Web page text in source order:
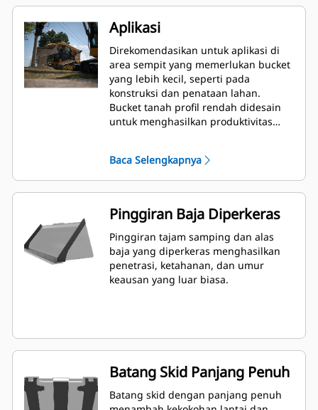
Aplikasi
Direkomendasikan untuk aplikasi di
area sempit yang memerlukan bucket
yang lebih kecil, seperti pada
konstruksi dan penataan lahan.
Bucket tanah profil rendah didesain
untuk menghasilkan produktivitas
berbagai kondisi penanganan dan
material.
Baca Selengkapnya
Pinggiran Baja Diperkeras
Pinggiran tajam samping dan alas
baja yang diperkeras menghasilkan
penetrasi, ketahanan, dan umur
keausan yang luar biasa.
Batang Skid Panjang Penuh
Batang skid dengan panjang penuh